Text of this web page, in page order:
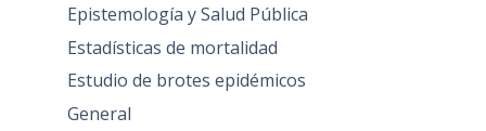
Epistemología y Salud Pública
Estadísticas de mortalidad
Estudio de brotes epidémicos
General